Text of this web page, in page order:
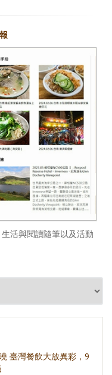
活與閱讀隨筆以及活動
臺灣餐飲大放異彩，9